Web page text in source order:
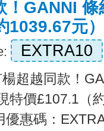
！GANNI
1039.67元）
EXTRA10
超越同款！
特價£107.1（
優惠碼：